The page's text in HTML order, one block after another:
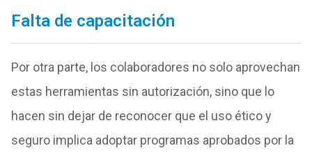
Falta de capacitación
Por otra parte, los colaboradores no solo aprovechan
estas herramientas sin autorización, sino que lo
hacen sin dejar de reconocer que el uso ético y
seguro implica adoptar programas aprobados por la